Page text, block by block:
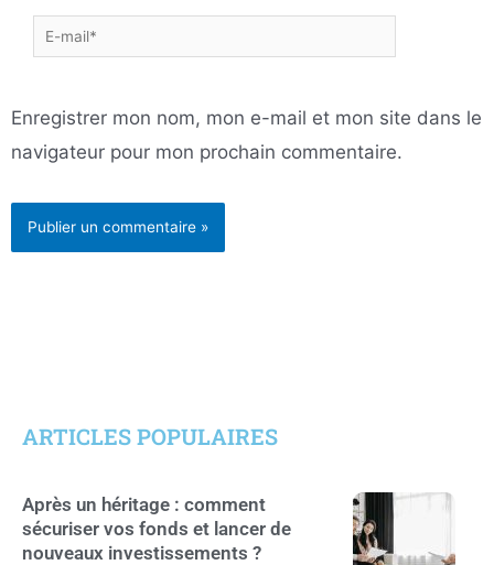
E-
mail*
Enregistrer mon nom, mon e-mail et mon site dans le
navigateur pour mon prochain commentaire.
ARTICLES POPULAIRES
Après un héritage : comment
sécuriser vos fonds et lancer de
nouveaux investissements ?